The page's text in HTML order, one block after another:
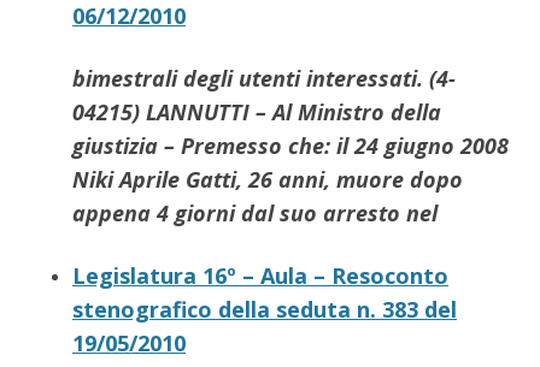
06/12/2010
bimestrali degli utenti interessati. (4-
04215) LANNUTTI – Al Ministro della
giustizia – Premesso che: il 24 giugno 2008
Niki Aprile Gatti, 26 anni, muore dopo
appena 4 giorni dal suo arresto nel
Legislatura 16º – Aula – Resoconto
stenografico della seduta n. 383 del
19/05/2010